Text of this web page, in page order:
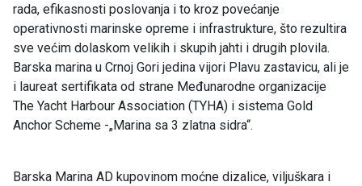
rada, efikasnosti poslovanja i to kroz povećanje
operativnosti marinske opreme i infrastrukture, što rezultira
sve većim dolaskom velikih i skupih jahti i drugih plovila.
Barska marina u Crnoj Gori jedina vijori Plavu zastavicu, ali je
i laureat sertifikata od strane Međunarodne organizacije
The Yacht Harbour Association (TYHA) i sistema Gold
Anchor Scheme -„Marina sa 3 zlatna sidra“.
Barska Marina AD kupovinom moćne dizalice, viljuškara i